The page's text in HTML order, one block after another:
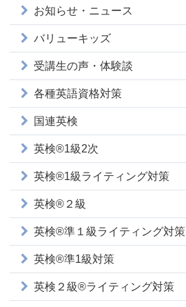
お知らせ・ニュース
バリューキッズ
受講生の声・体験談
各種英語資格対策
国連英検
英検®1級2次
英検®1級ライティング対策
英検®２級
英検®準１級ライティング対策
英検®準1級対策
英検２級®ライティング対策